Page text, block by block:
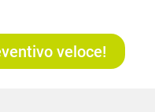
veloce!